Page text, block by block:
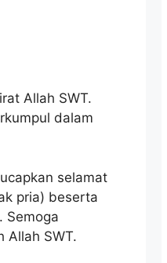
Allah SWT.
dalam
selamat
pria) beserta
Semoga
Allah SWT.